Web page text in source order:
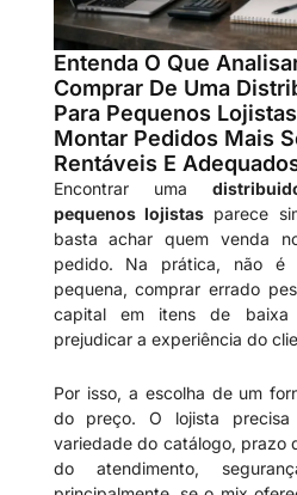
Entenda O Que
Comprar De Uma
Para Pequenos
Montar Pedidos Mais
Rentáveis E
Encontrar uma
pequenos lojistasparece
basta achar quem venda
pedido. Na prática, não é
pequena, comprar errado
capital em itens de
prejudicar a experiência do
Por isso, a escolha de um
do preço. O lojista precisa
variedade do catálogo, prazo
do atendimento,